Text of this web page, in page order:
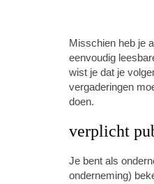
Misschien heb je
eenvoudig
wist je dat je
vergaderingen
doen.
verplicht
Je bent als
onderneming)